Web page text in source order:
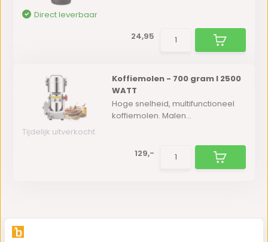
Direct leverbaar
24,95
Koffiemolen - 700 gram I 2500
WATT
Hoge snelheid, multifunctioneel
koffiemolen. Malen...
Tijdelijk uitverkocht
129,-